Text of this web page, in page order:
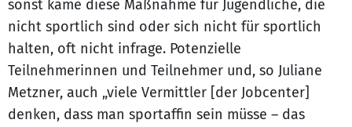
sonst käme diese Maßnahme für Jugendliche, die
nicht sportlich sind oder sich nicht für sportlich
halten, oft nicht infrage. Potenzielle
Teilnehmerinnen und Teilnehmer und, so Juliane
Metzner, auch „viele Vermittler [der Jobcenter]
denken, dass man sportaffin sein müsse – das